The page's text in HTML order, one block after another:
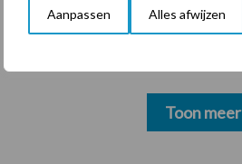
Aanpassen Alles afwijzen
Toon meer